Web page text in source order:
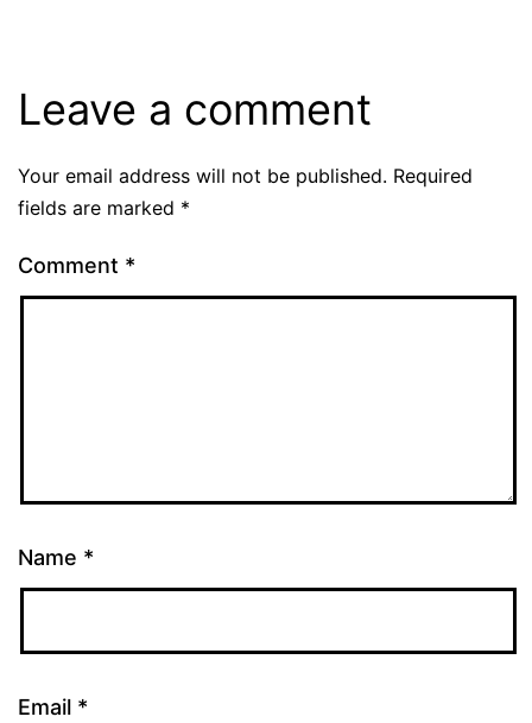
Leave a comment
Your email address will not be published. Required
fields are marked *
Comment *
Name *
Email *